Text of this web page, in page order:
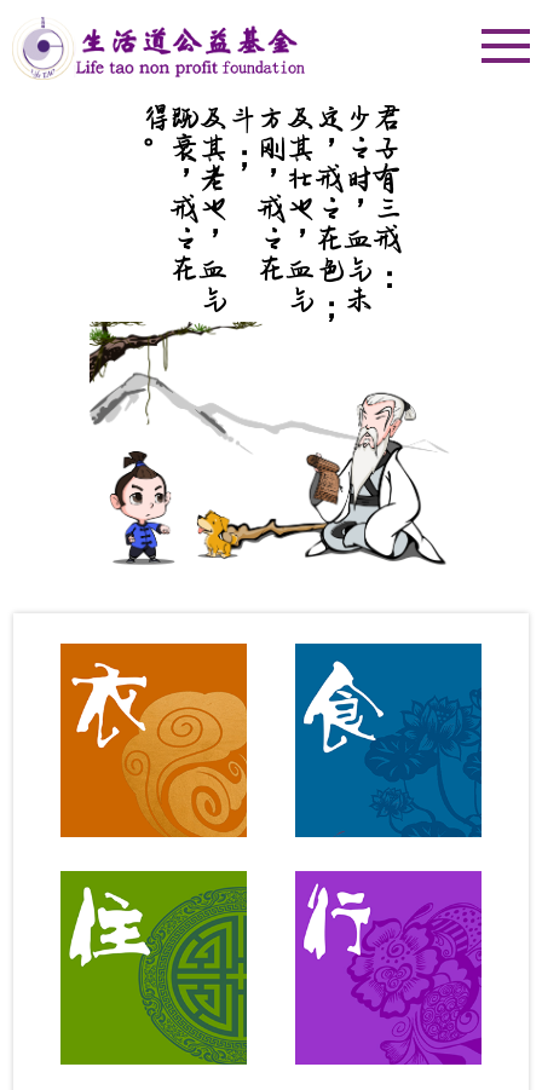
君子有三戒：
少
之
时
，
血
气
未
定
，
戒
之
在
色
；
及
其
壮
也
，
血
气
方
刚
，
戒
之
在
斗
；
及
其
老
也
，
血
气
既
衰
，
戒
之
在
得
。